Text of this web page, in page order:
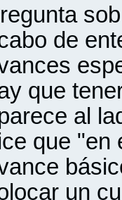
de
que
al
que "en
un